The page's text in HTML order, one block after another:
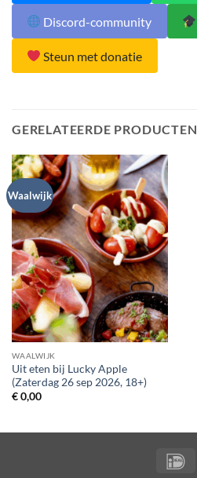
Discord-community
Steun met donatie
GERELATEERDE PRODUCTEN
Waalwijk
WAALWIJK
Uit eten bij Lucky Apple
(Zaterdag 26 sep 2026, 18+)
€0,00